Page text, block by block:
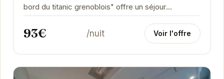
bord du titanic grenoblois" offre un séjour
exceptionnel. Son emplacement privilégié permet...
93€ /nuit Voir l'offre